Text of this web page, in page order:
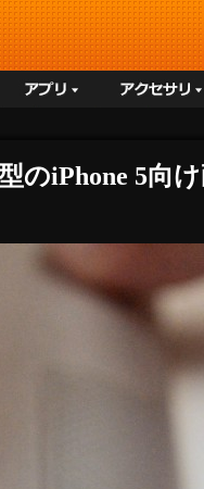
のiPhone 5向